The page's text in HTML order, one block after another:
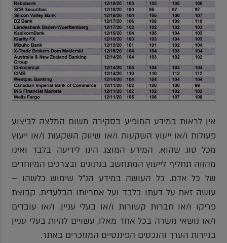
אין לראות במידע המופיע בסקירה משום המלצה לביצוע
פעולות ו/או ייעוץ השקעות ו/או שיווק השקעות ו/או ייעוץ
מכל סוג שהוא. המידע המוצג הינו לידיעה בלבד ואינו
מהווה תחליף לייעוץ המתחשב בנתונים ובצרכים המיוחדים
של כל אדם. כל העושה במידע הנ"ל שימוש כלשהו –
עושה זאת על דעתו בלבד ועל אחריותו הבלעדית. קבוצת
פריקו ו/או חברות קשורות ו/או בעלי עניין, ו/או עובדים
ו/או נושאי משרה בכל אחד מאלו, עשויים להיות בעלי עניין
בניירות הערך והנכסים הפיננסיים המוזכרים באתר.